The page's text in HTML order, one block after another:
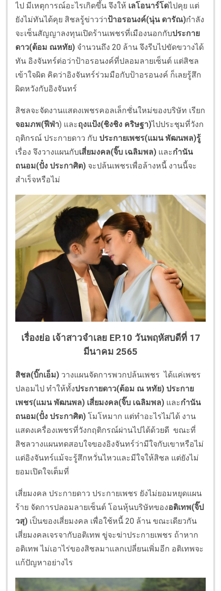
ไป มีเหตุการณ์อะไรเกิดขึ้น จึงให้ เลโอนาร์โดไปคุย แต่
ยังไม่ทันได้คุย สิชลรู้ข่าวว่าป้าอรอนงค์(นุ่น ดารัณ)กำลัง
จะเซ็นสัญญาลงทุนเปิดร้านเพชรที่เมืองนอกกับประกาย
ดาว(ต้อม ณหทัย) จำนวนถึง 20 ล้าน จึงรีบไปขัดขวางได้
ทัน อิงจันทร์ต่อว่าป้าอรอนงค์ที่ปลอมลายเซ็นต์ แต่สิชล
เข้าใจผิด คิดว่าอิงจันทร์ร่วมมือกับป้าอรอนงค์ ก็เลยรู้สึก
ผิดหวังกับอิงจันทร์
สิชลจะจัดงานแสดงเพชรคอลเล็กชั่นใหม่ของบริษัท เรียก
จอมภพ(ฟีฟ่า) และถุงแป้ง(ชิงชิง คริษฐา)ไปประชุมที่วังก
ฤติกรณ์ ประกายดาว กับ ประกายเพชร(แมน พัฒนพล)รู้
เรื่อง จึงวางแผนกับเสี่ยมงคล(จิ๊บ เฉลิมพล) และกำนัน
ถนอม(ปั๋ง ประกาศิต) จะปล้นเพชรเพื่อล้างหนี้ งานนี้จะ
สำเร็จหรือไม่
เรื่องย่อ เจ้าสาวจำเลย EP.10 วันพฤหัสบดีที่ 17
มีนาคม 2565
สิชล(บิ๊กเอ็ม) วางแผนจัดการพวกปล้นเพชร ได้แค่เพชร
ปลอมไป ทำให้ทั้งประกายดาว(ต้อม ณ หทัย) ประกาย
เพชร(แมน พัฒนพล) เสี่ยมงคล(จิ๊บ เฉลิมพล) และกำนัน
ถนอม(ปั๋ง ประกาศิต) โมโหมาก แต่ทำอะไรไม่ได้ งาน
แสดงเครื่องเพชรที่วังกฤติกรณ์ผ่านไปได้ด้วยดี ขณะที่
สิชลวางแผนทดสอบใจของอิงจันทร์ว่ามีใจกับเขาหรือไม่
แต่อิงจันทร์แม้จะรู้สึกหวั่นไหวและมีใจให้สิชล แต่ยังไม่
ยอมเปิดใจเต็มที่
เสี่ยมงคล ประกายดาว ประกายเพชร ยังไม่ยอมหยุดแผน
ร้าย จัดการปลอมลายเซ็นต์ โอนหุ้นบริษัทของอติเทพ(จิ๊ป
วสุ) เป็นของเสี่ยมงคล เพื่อใช้หนี้ 20 ล้าน ขณะเดียวกัน
เสี่ยมงคลเจรจากับอติเทพ ขู่จะฆ่าประกายเพชร ถ้าหาก
อติเทพ ไม่เอาไร่ของสิชลมาแลกเปลี่ยนเพิ่มอีก อติเทพจะ
แก้ปัญหาอย่างไร